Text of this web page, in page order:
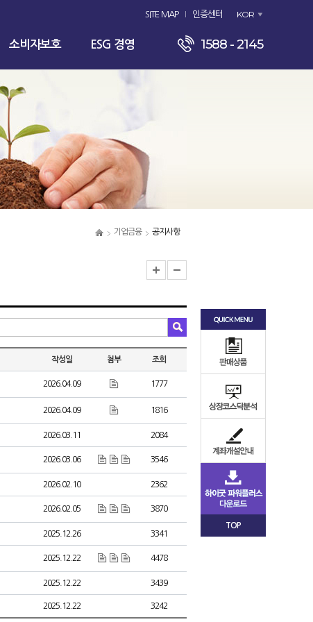
SITE MAP 인증센터 KOR
소비자보호 ESG 경영 1588 - 2145
기업금융 공지사항
작성일 첨부 조회
2026.04.09 1777
2026.04.09 1816
2026.03.11 2084
2026.03.06 3546
2026.02.10 2362
2026.02.05 3870
2025.12.26 3341
2025.12.22 4478
2025.12.22 3439
2025.12.22 3242
TOP